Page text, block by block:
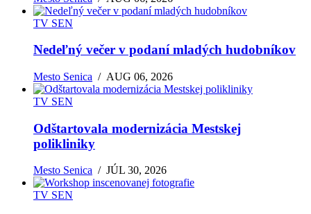
TV SEN
Nedeľný večer v podaní mladých hudobníkov
Mesto Senica /AUG 06, 2026
TV SEN
Odštartovala modernizácia Mestskej
polikliniky
Mesto Senica /JÚL 30, 2026
TV SEN